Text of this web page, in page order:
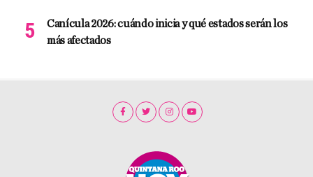
Canícula 2026: cuándo inicia y qué estados serán los
más afectados